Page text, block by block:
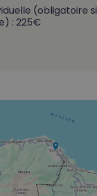
(obligatoire si
: 225€